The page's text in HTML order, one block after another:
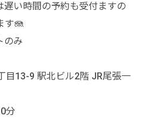
い時間の予約も受付ますの
す🪼
のみ
目13-9 駅北ビル2階 JR尾張一
分